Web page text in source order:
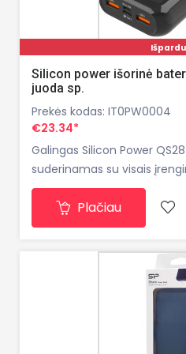
Silicon power išorinė
juoda sp.
Prekės kodas: IT0PW0004
€23.34*
Galingas Silicon Power
suderinamas su visais
įkrauti per USB. 20000 mAh
įkrovimo ciklus beveik
telefone. QS28 turi du USB
Plačiau